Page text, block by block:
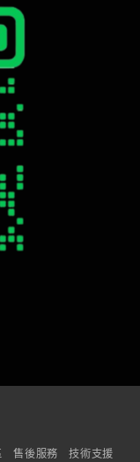
售後服務 技術支援